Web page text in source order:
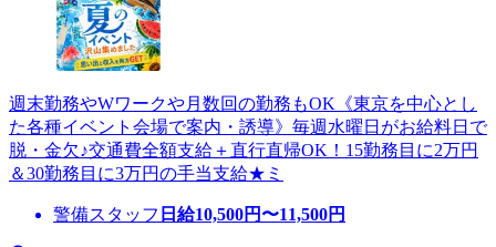
週末勤務やWワークや月数回の勤務もOK《東京を中心とし
た各種イベント会場で案内・誘導》毎週水曜日がお給料日で
脱・金欠♪交通費全額支給＋直行直帰OK！15勤務目に2万円
＆30勤務目に3万円の手当支給★ミ
警備スタッフ 日給10,500円〜11,500円